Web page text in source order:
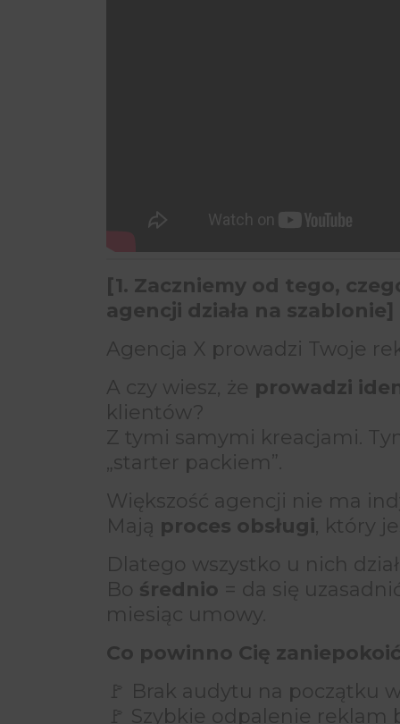
[1. Zaczniemy od tego,
agencji działa na szablonie]
Agencja X prowadzi Twoje
A czy wiesz, że prowadzi
klientów?
Z tymi samymi kreacjami.
„starter packiem”.
Większość agencji nie ma
Mają proces obsługi, który
Dlatego wszystko u nich
Bo średnio = da się
miesiąc umowy.
Co powinno Cię
🚩 Brak audytu na początku
🚩 Szybkie odpalenie reklam